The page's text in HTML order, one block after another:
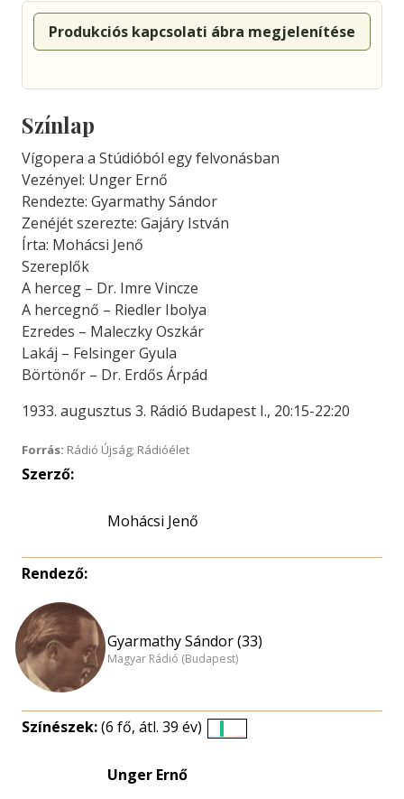
Produkciós kapcsolati ábra megjelenítése
Színlap
Vígopera a Stúdióból egy felvonásban
Vezényel: Unger Ernő
Rendezte: Gyarmathy Sándor
Zenéjét szerezte: Gajáry István
Írta: Mohácsi Jenő
Szereplők
A herceg – Dr. Imre Vincze
A hercegnő – Riedler Ibolya
Ezredes – Maleczky Oszkár
Lakáj – Felsinger Gyula
Börtönőr – Dr. Erdős Árpád
1933. augusztus 3. Rádió Budapest I., 20:15-22:20
Forrás: Rádió Újság; Rádióélet
Szerző:
Mohácsi Jenő
Rendező:
Gyarmathy Sándor (33)
Magyar Rádió (Budapest)
Színészek:(6 fő, átl. 39 év)
Unger Ernő